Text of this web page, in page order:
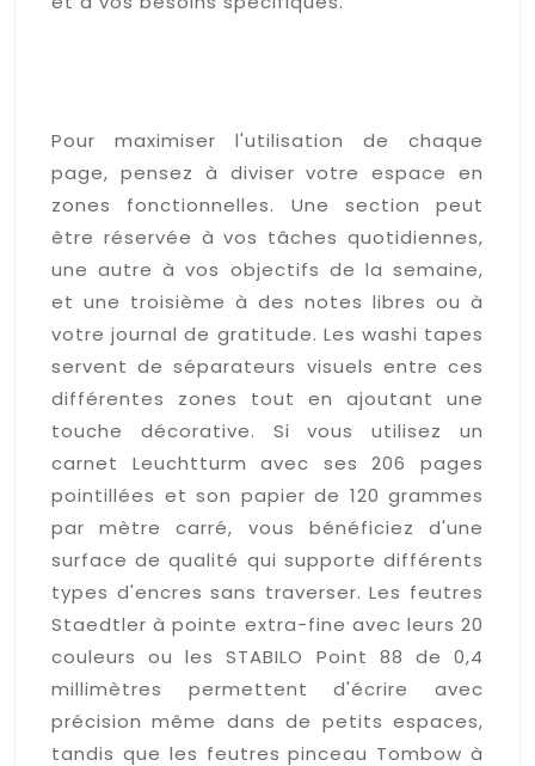
Pour maximiser l'utilisation de chaque
page, pensez à diviser votre espace en
zones fonctionnelles. Une section peut
être réservée à vos tâches quotidiennes,
une autre à vos objectifs de la semaine,
et une troisième à des notes libres ou à
votre journal de gratitude. Les washi tapes
servent de séparateurs visuels entre ces
différentes zones tout en ajoutant une
touche décorative. Si vous utilisez un
carnet Leuchtturm avec ses 206 pages
pointillées et son papier de 120 grammes
par mètre carré, vous bénéficiez d'une
surface de qualité qui supporte différents
types d'encres sans traverser. Les feutres
Staedtler à pointe extra-fine avec leurs 20
couleurs ou les STABILO Point 88 de 0,4
millimètres permettent d'écrire avec
précision même dans de petits espaces,
tandis que les feutres pinceau Tombow à